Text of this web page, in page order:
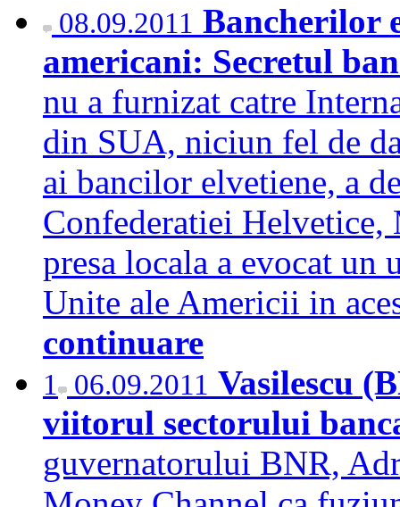
08.09.2011 Bancherilor
americani: Secretul
nu a furnizat catre
din SUA, niciun fel de
ai bancilor elvetiene, a
Confederatiei
presa locala a evocat un
Unite ale Americii in
continuare
1 06.09.2011 Vasilescu
viitorul sectorului
guvernatorului BNR,